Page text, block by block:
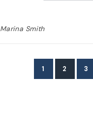
Marina Smith
1 2 3